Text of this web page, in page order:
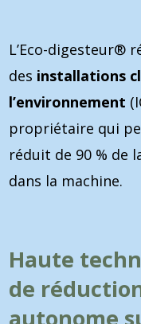
L’Eco-digesteur®
des installations
l’environnement
propriétaire qui
réduit de 90 % de
dans la machine.
Haute
de